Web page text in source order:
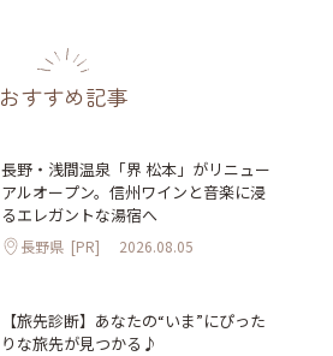
おすすめ記事
長野・浅間温泉「界 松本」がリニュー
アルオープン。信州ワインと音楽に浸
るエレガントな湯宿へ
長野県 [PR] 2026.08.05
【旅先診断】あなたの“いま”にぴった
りな旅先が見つかる♪